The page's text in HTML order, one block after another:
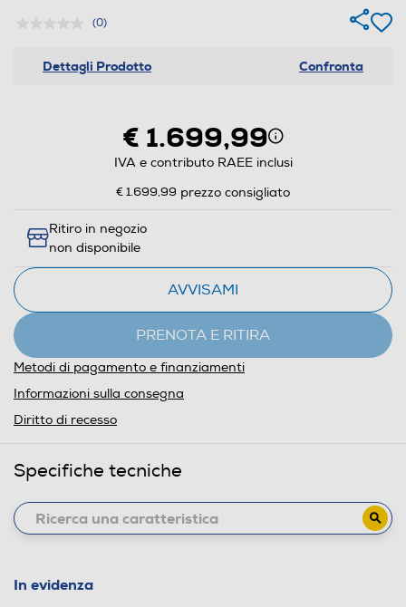
(0)
Dettagli Prodotto Confronta
€ 1.699,99
IVA e contributo RAEE inclusi
€ 1.699,99 prezzo consigliato
Ritiro in negozio
non disponibile
AVVISAMI
PRENOTA E RITIRA
Metodi di pagamento e finanziamenti
Informazioni sulla consegna
Diritto di recesso
Specifiche tecniche
In evidenza